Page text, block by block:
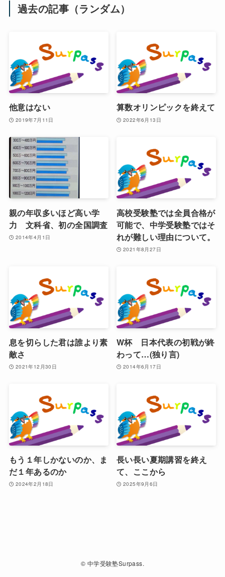
過去の記事（ランダム）
他意はない
2019年7月11日
算数オリンピックを終えて
2022年6月13日
親の年収多いほど高い学
力 文科省、初の全国調査
2014年4月1日
高校受験塾では全員合格が
可能で、中学受験塾ではそ
れが難しい理由について。
2021年8月27日
息を切らした君は誰より素
敵さ
2021年12月30日
W杯 日本代表の初戦が終
わって…(独り言)
2014年6月17日
もう１年しかないのか、ま
だ１年あるのか
2024年2月18日
長い長い夏期講習を終え
て、ここから
2025年9月6日
© 中学受験塾Surpass.